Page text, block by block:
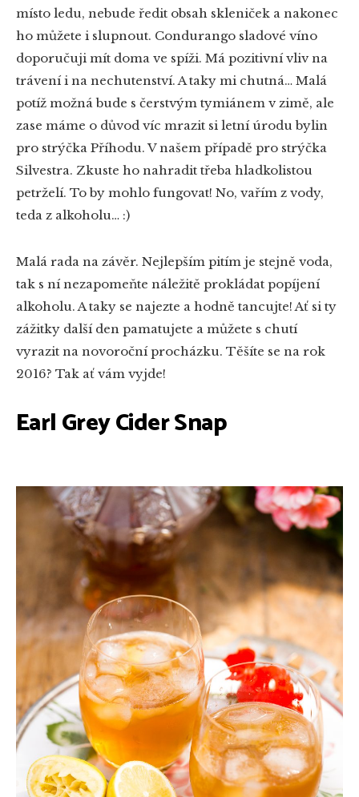
místo ledu, nebude ředit obsah skleniček a nakonec
ho můžete i slupnout. Condurango sladové víno
doporučuji mít doma ve spíži. Má pozitivní vliv na
trávení i na nechutenství. A taky mi chutná… Malá
potíž možná bude s čerstvým tymiánem v zimě, ale
zase máme o důvod víc mrazit si letní úrodu bylin
pro strýčka Příhodu. V našem případě pro strýčka
Silvestra. Zkuste ho nahradit třeba hladkolistou
petrželí. To by mohlo fungovat! No, vařím z vody,
teda z alkoholu… :)
Malá rada na závěr. Nejlepším pitím je stejně voda,
tak s ní nezapomeňte náležitě prokládat popíjení
alkoholu. A taky se najezte a hodně tancujte! Ať si ty
zážitky další den pamatujete a můžete s chutí
vyrazit na novoroční procházku. Těšíte se na rok
2016? Tak ať vám vyjde!
Earl Grey Cider Snap